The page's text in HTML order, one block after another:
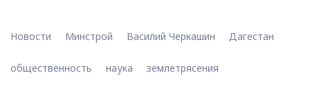
Новости Минстрой Василий Черкашин Дагестан
общественность наука землетрясения